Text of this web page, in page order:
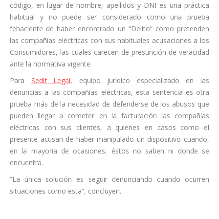
código, en lugar de nombre, apellidos y DNI es una práctica
habitual y no puede ser considerado como una prueba
fehaciente de haber encontrado un “Delito” como pretenden
las compañías eléctricas con sus habituales acusaciones a los
Consumidores, las cuales carecen de presunción de veracidad
ante la normativa vigente.
Para Sedif Legal, equipo jurídico especializado en las
denuncias a las compañías eléctricas, esta sentencia es otra
prueba más de la necesidad de defenderse de los abusos que
pueden llegar a cometer en la facturación las compañías
eléctricas con sus clientes, a quienes en casos como el
presente acusan de haber manipulado un dispositivo cuando,
en la mayoría de ocasiones, éstos no saben ni donde se
encuentra.
“La única solución es seguir denunciando cuando ocurren
situaciones como esta”, concluyen.